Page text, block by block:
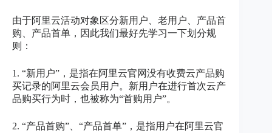
由于阿里云活动对象区分新用户、老用户、产品首
购、产品首单，因此我们最好先学习一下划分规
则：
1. “新用户”，是指在阿里云官网没有收费云产品购
买记录的阿里云会员用户。新用户在进行首次云产
品购买行为时，也被称为“首购用户”。
2. “产品首购”、“产品首单”，是指用户在阿里云官